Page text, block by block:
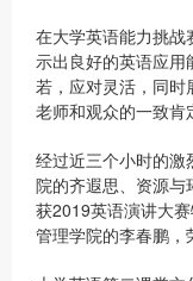
在大学英语能力挑战
示出良好的英语应用
若，应对灵活，同
老师和观众的一致肯
经过近三个小时的
院的齐遐思、资源
获2019英语演讲大
管理学院的李春鹏，